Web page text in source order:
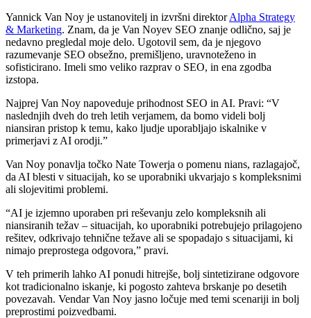
Yannick Van Noy je ustanovitelj in izvršni direktorAlpha Strategy
& Marketing. Znam, da je Van Noyev SEO znanje odlično, saj je
nedavno pregledal moje delo. Ugotovil sem, da je njegovo
razumevanje SEO obsežno, premišljeno, uravnoteženo in
sofisticirano. Imeli smo veliko razprav o SEO, in ena zgodba
izstopa.
Najprej Van Noy napoveduje prihodnost SEO in AI. Pravi: “V
naslednjih dveh do treh letih verjamem, da bomo videli bolj
niansiran pristop k temu, kako ljudje uporabljajo iskalnike v
primerjavi z AI orodji.”
Van Noy ponavlja točko Nate Towerja o pomenu nians, razlagajoč,
da AI blesti v situacijah, ko se uporabniki ukvarjajo s kompleksnimi
ali slojevitimi problemi.
“AI je izjemno uporaben pri reševanju zelo kompleksnih ali
niansiranih težav – situacijah, ko uporabniki potrebujejo prilagojeno
rešitev, odkrivajo tehnične težave ali se spopadajo s situacijami, ki
nimajo preprostega odgovora,” pravi.
V teh primerih lahko AI ponudi hitrejše, bolj sintetizirane odgovore
kot tradicionalno iskanje, ki pogosto zahteva brskanje po desetih
povezavah. Vendar Van Noy jasno ločuje med temi scenariji in bolj
preprostimi poizvedbami.